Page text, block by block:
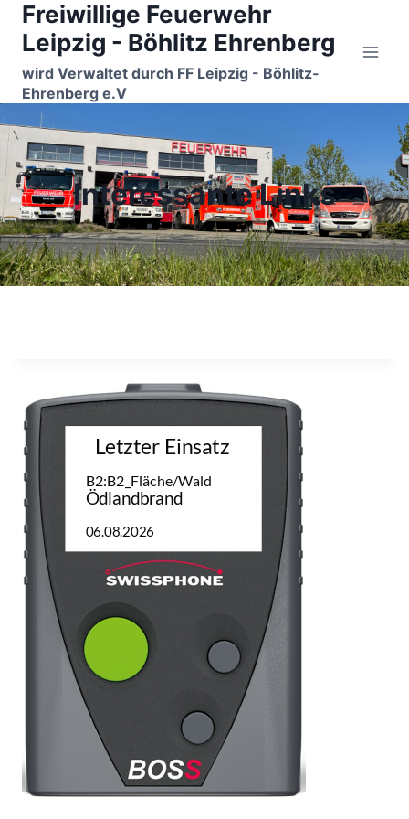
Zum
Inhalt
springen
Freiwillige Feuerwehr
Leipzig - Böhlitz Ehrenberg
wird Verwaltet durch FF Leipzig - Böhlitz-
Ehrenberg e.V
Interessante Links